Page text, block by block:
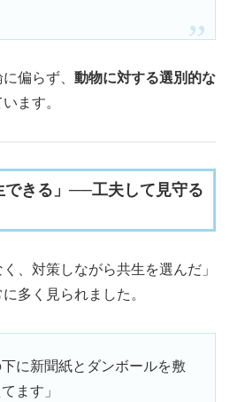
偏らず、 動物に対する選別的な
ます。
できる」──工夫して見守る
、対策しながら共生を選んだ」
多く見られました。
下に新聞紙とダンボールを敷
ます」